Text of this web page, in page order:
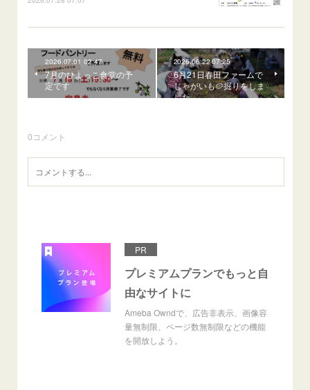
2026.07.01 02:47
7月のひよっこ食堂の予
定です
2026.06.22 07:25
6月21日春田ファームで
じゃがいも🥔掘りをしま
した
0コメント
PR
プレミアムプランでもっと自
由なサイトに
Ameba Owndで、広告非表示、画像容
量無制限、ページ数無制限などの機能
を開放しよう。